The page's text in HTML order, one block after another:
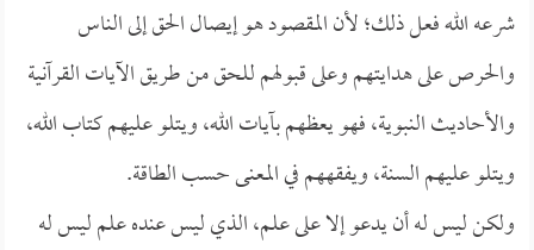
شرعه الله فعل ذلك؛ لأن المقصود هو إيصال الحق إلى الناس
والحرص على هدايتهم وعلى قبولهم للحق من طريق الآيات القرآنية
والأحاديث النبوية، فهو يعظهم بآيات الله، ويتلو عليهم كتاب الله،
ويتلو عليهم السنة، ويفقههم في المعنى حسب الطاقة.
ولكن ليس له أن يدعو إلا على علم، الذي ليس عنده علم ليس له